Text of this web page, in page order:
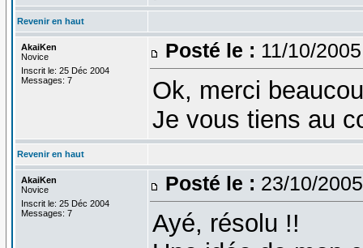
Revenir en haut
AkaiKen
Novice
Inscrit le: 25 Déc 2004
Messages: 7
Posté le : 11/10/
Ok, merci
Je vous tiens au
Revenir en haut
AkaiKen
Novice
Inscrit le: 25 Déc 2004
Messages: 7
Posté le : 23/10/
Ayé, résolu !!